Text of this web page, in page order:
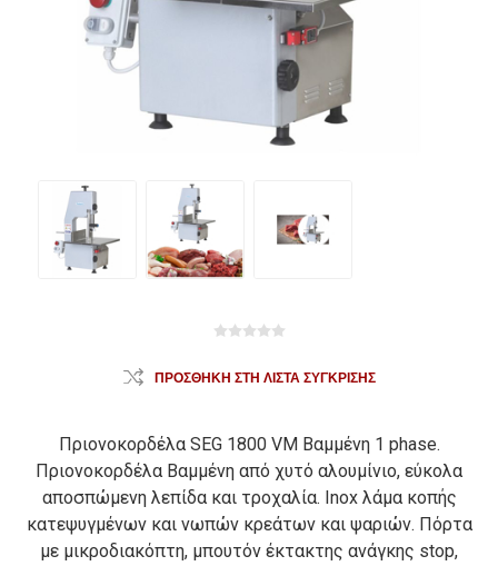
ΠΡΟΣΘΉΚΗ ΣΤΗ ΛΊΣΤΑ ΣΎΓΚΡΙΣΗΣ
Πριονοκορδέλα SEG 1800 VM Βαμμένη 1 phase.
Πριονοκορδέλα Βαμμένη από χυτό αλουμίνιο, εύκολα
αποσπώμενη λεπίδα και τροχαλία. Inox λάμα κοπής
κατεψυγμένων και νωπών κρεάτων και ψαριών. Πόρτα
με μικροδιακόπτη, μπουτόν έκτακτης ανάγκης stop,